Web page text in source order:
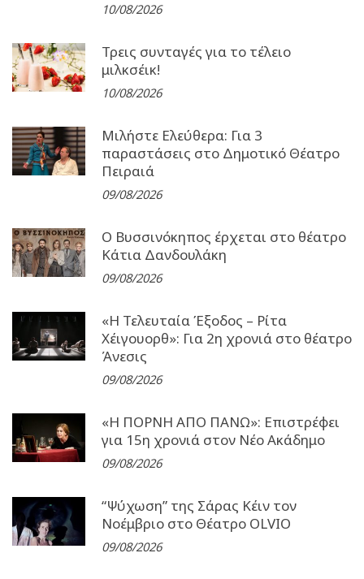
10/08/2026
Τρεις συνταγές για το τέλειο
μιλκσέικ!
10/08/2026
Μιλήστε Ελεύθερα: Για 3
παραστάσεις στο Δημοτικό Θέατρο
Πειραιά
09/08/2026
Ο Βυσσινόκηπος έρχεται στο θέατρο
Κάτια Δανδουλάκη
09/08/2026
«Η Τελευταία Έξοδος – Ρίτα
Χέιγουορθ»: Για 2η χρονιά στο θέατρο
Άνεσις
09/08/2026
«Η ΠΟΡΝΗ ΑΠΟ ΠΑΝΩ»: Επιστρέφει
για 15η χρονιά στον Νέο Ακάδημο
09/08/2026
“Ψύχωση” της Σάρας Κέιν τον
Νοέμβριο στο Θέατρο OLVIO
09/08/2026